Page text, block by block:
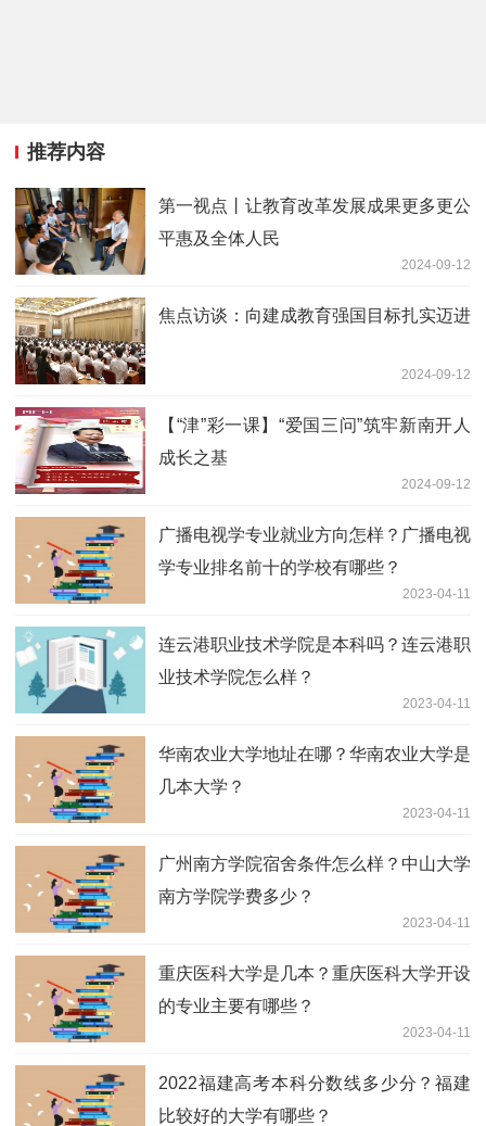
推荐内容
第一视点丨让教育改革发展成果更多更公
平惠及全体人民
2024-09-12
焦点访谈：向建成教育强国目标扎实迈进
2024-09-12
【“津”彩一课】“爱国三问”筑牢新南开人
成长之基
2024-09-12
广播电视学专业就业方向怎样？广播电视
学专业排名前十的学校有哪些？
2023-04-11
连云港职业技术学院是本科吗？连云港职
业技术学院怎么样？
2023-04-11
华南农业大学地址在哪？华南农业大学是
几本大学？
2023-04-11
广州南方学院宿舍条件怎么样？中山大学
南方学院学费多少？
2023-04-11
重庆医科大学是几本？重庆医科大学开设
的专业主要有哪些？
2023-04-11
2022福建高考本科分数线多少分？福建
比较好的大学有哪些？